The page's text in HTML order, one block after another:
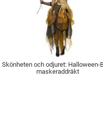
Skönheten och odjuret: Halloween-
maskeraddräkt